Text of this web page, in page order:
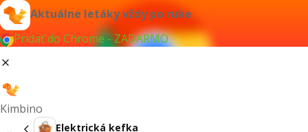
Aktuálne letáky vždy po ruke
Pridať do Chrome - ZADARMO
Kimbino
Elektrická kefka